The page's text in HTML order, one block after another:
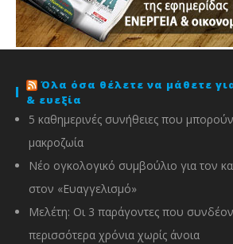
Όλα όσα θέλετε να μάθετε
& ευεξία
5 καθημερινές συνήθειες που
μακροζωία
Νέο ογκολογικό συμβούλιο για τον
στον «Ευαγγελισμό»
Μελέτη: Οι 3 παράγοντες που
περισσότερα χρόνια χωρίς άνοια